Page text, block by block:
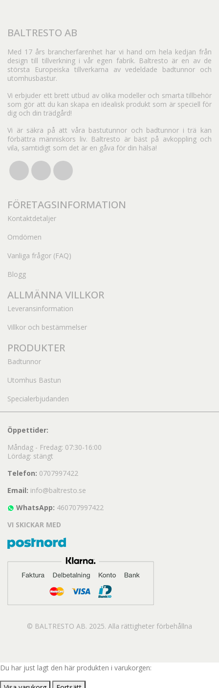
BALTRESTO AB
Med 17 års brancherfarenhet har vi hand om hela kedjan från
design till tillverkning i vår egen fabrik. Baltresto är en av de
största Europeiska tillverkarna av vedeldade badtunnor och
utomhusbastur.
Vi erbjuder ett brett utbud av olika modeller och smarta tillbehör
som gör att du kan skapa en idealisk produkt som är speciell för
dig och din trädgård!
Vi är säkra på att våra bastutunnor och badtunnor i trä kan
förbättra människors liv. Baltresto är bäst på avkoppling och
vila, samtidigt som det är en gåva för din hälsa!
FÖRETAGSINFORMATION
Kontaktdetaljer
Omdömen
Vanliga frågor (FAQ)
Blogg
ALLMÄNNA VILLKOR
Leveransinformation
Villkor och bestämmelser
PRODUKTER
Badtunnor
Utomhus Bastun
Specialerbjudanden
Öppettider:
Måndag - Fredag: 07:30-16:00
Lördag: stängt
Telefon: 0707997422
Email: info@baltresto.se
WhatsApp: 460707997422
VI SKICKAR MED
© BALTRESTO AB. 2025. Alla rättigheter förbehållna
Du har just lagt den här produkten i varukorgen: